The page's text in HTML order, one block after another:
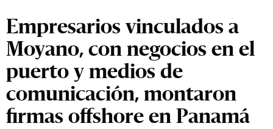
Empresarios vinculados a
Moyano, con negocios en el
puerto y medios de
comunicación, montaron
firmas offshore en Panamá